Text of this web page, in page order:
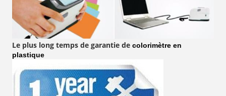
Le plus long temps de garantie de colorimètre en
plastique